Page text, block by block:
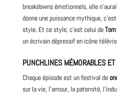
breakdowns émotionnels, elle
donne une puissance mythique, c’est
style. Et ce style, c’est celui de
un écrivain dépressif en icône
PUNCHLINES MÉMORABLES
Chaque épisode est unfestival de
sur la vie, l’amour, la paternité,